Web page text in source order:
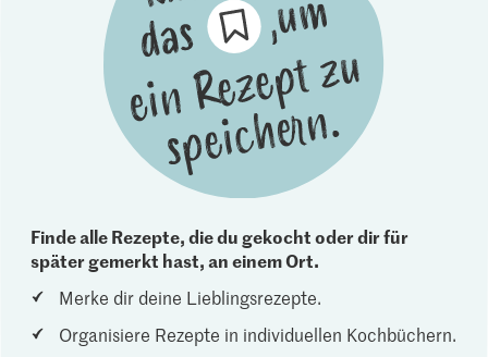
Finde alle Rezepte, die du gekocht oder dir für
später gemerkt hast, an einem Ort.
Merke dir deine Lieblingsrezepte.
Organisiere Rezepte in individuellen Kochbüchern.